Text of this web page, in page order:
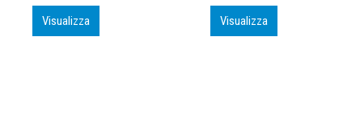
Visualizza Visualizza